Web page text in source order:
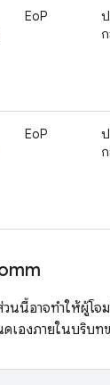
EoP
EoP
นนี้อาจทำให้ผู้โจ
ดเองภายในบริบท